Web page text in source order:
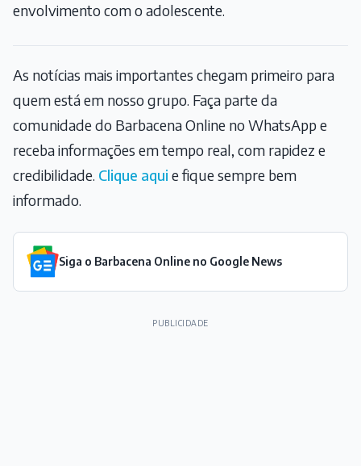
envolvimento com o adolescente.
As notícias mais importantes chegam primeiro para
quem está em nosso grupo. Faça parte da
comunidade do Barbacena Online no WhatsApp e
receba informações em tempo real, com rapidez e
credibilidade. Clique aqui e fique sempre bem
informado.
Siga o Barbacena Online no Google News
PUBLICIDADE